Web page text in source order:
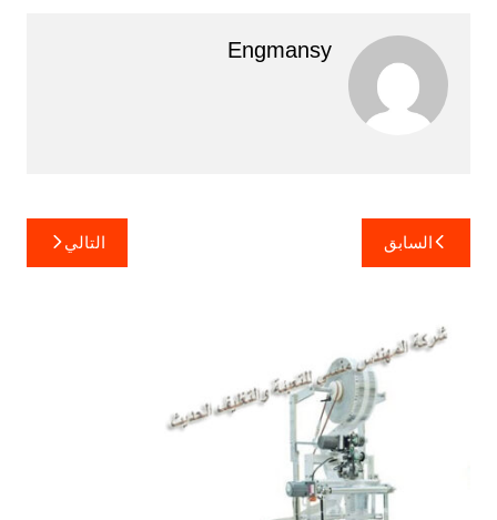
Engmansy
تصفّح
المقالات
السابق التالي